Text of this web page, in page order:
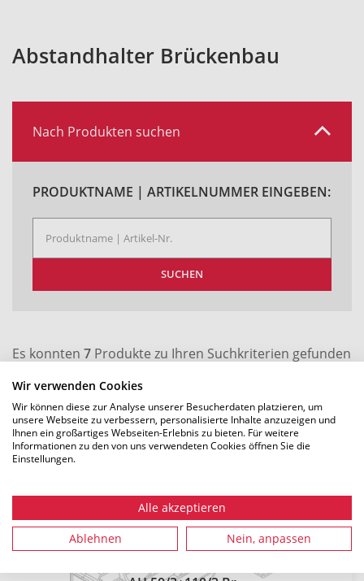
Wir verwenden Cookies
Wir können diese zur Analyse unserer Besucherdaten platzieren, um
unsere Webseite zu verbessern, personalisierte Inhalte anzuzeigen und
Ihnen ein großartiges Webseiten-Erlebnis zu bieten. Für weitere
Informationen zu den von uns verwendeten Cookies öffnen Sie die
Einstellungen.
Alle akzeptieren
Ablehnen Nein, anpassen
Abstandhalter Brückenbau
Nach Produkten suchen
PRODUKTNAME | ARTIKELNUMMER EINGEBEN:
SUCHEN
Es konnten 7 Produkte zu Ihren Suchkriterien gefunden
Filter zurücksetzen